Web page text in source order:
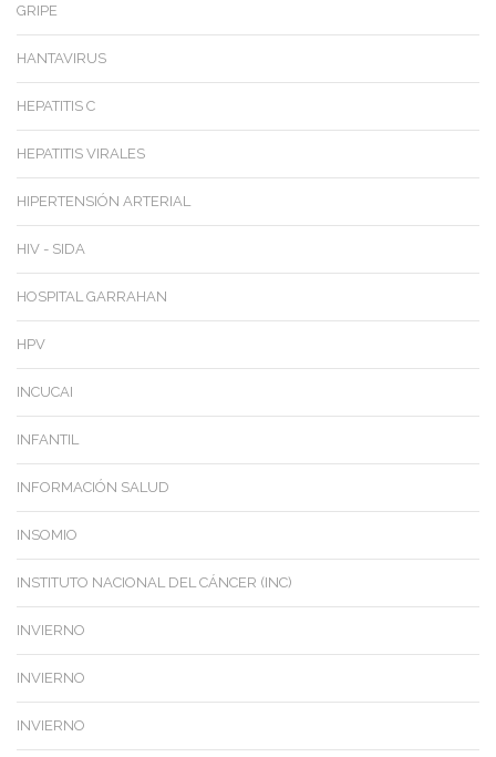
GRIPE
HANTAVIRUS
HEPATITIS C
HEPATITIS VIRALES
HIPERTENSIÓN ARTERIAL
HIV - SIDA
HOSPITAL GARRAHAN
HPV
INCUCAI
INFANTIL
INFORMACIÓN SALUD
INSOMIO
INSTITUTO NACIONAL DEL CÁNCER (INC)
INVIERNO
INVIERNO
INVIERNO